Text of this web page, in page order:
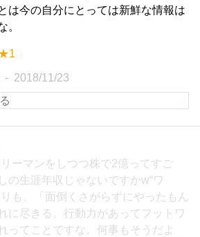
は今の自分にとっては新鮮な情報は
。
2018/11/23
ーマンをしつつ株で2億ってすご
の生涯年収じゃないですかw“ワ
も、「面倒くさがらずにやったもん
に尽きる。行動力があってフットワ
ってことですな。何事もそうだよ